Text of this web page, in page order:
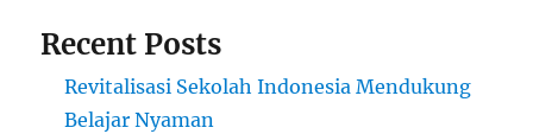
Recent Posts
Revitalisasi Sekolah Indonesia Mendukung
Belajar Nyaman